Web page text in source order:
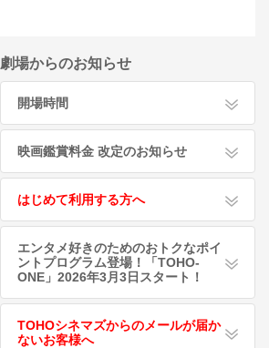
劇場からのお知らせ
開場時間
映画鑑賞料金 改定のお知らせ
はじめて利用する方へ
エンタメ好きのためのおトクなポイ
ントプログラム登場！「TOHO-
ONE」2026年3月3日スタート！
TOHOシネマズからのメールが届か
ないお客様へ